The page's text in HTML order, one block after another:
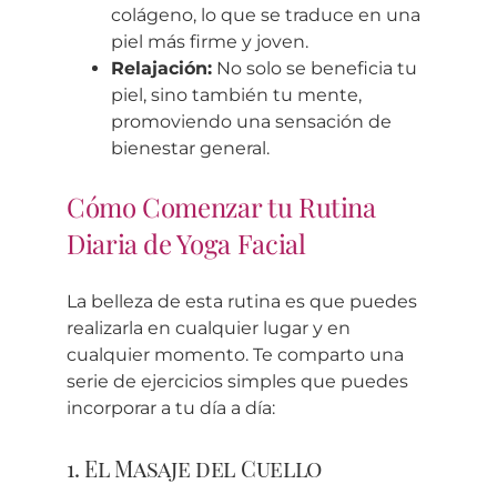
colágeno, lo que se traduce en una
piel más firme y joven.
Relajación:No solo se beneficia tu
piel, sino también tu mente,
promoviendo una sensación de
bienestar general.
Cómo Comenzar tu Rutina
Diaria de Yoga Facial
La belleza de esta rutina es que puedes
realizarla en cualquier lugar y en
cualquier momento. Te comparto una
serie de ejercicios simples que puedes
incorporar a tu día a día:
1. El Masaje del Cuello